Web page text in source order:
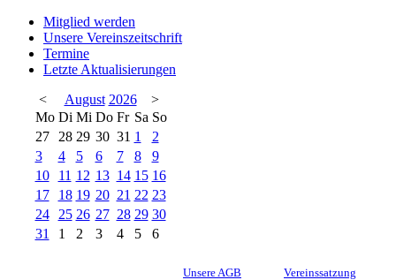
Mitglied werden
Unsere Vereinszeitschrift
Termine
Letzte Aktualisierungen
<
August 2026
>
Mo Di Mi Do Fr Sa So
27
28 29 30 31 1
2
3
4 5 6 7 8
9
10
11 12 13 14 15 16
17
18 19 20 21 22 23
24
25 26 27 28 29 30
31
1 2 3 4 5 6
Unsere AGB Vereinssatzung